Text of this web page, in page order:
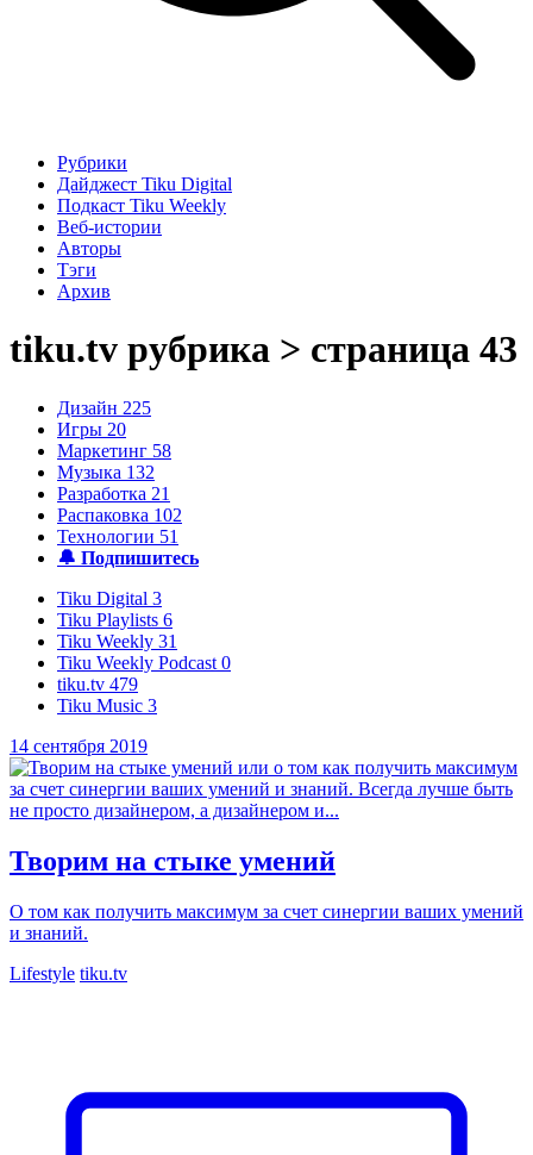
Рубрики
Дайджест Tiku Digital
Подкаст Tiku Weekly
Веб-истории
Авторы
Тэги
Архив
tiku.tv рубрика > страница 43
Дизайн 225
Игры 20
Маркетинг 58
Музыка 132
Разработка 21
Распаковка 102
Технологии 51
🔔 Подпишитесь
Tiku Digital 3
Tiku Playlists 6
Tiku Weekly 31
Tiku Weekly Podcast 0
tiku.tv 479
Tiku Music 3
14 сентября 2019
Творим на стыке умений
О том как получить максимум за счет синергии ваших умений
и знаний.
Lifestyle tiku.tv